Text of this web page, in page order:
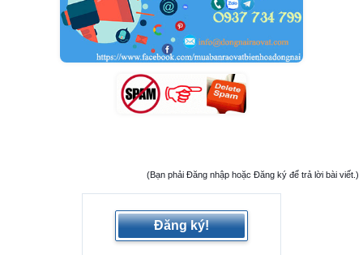
(Bạn phải Đăng nhập hoặc Đăng ký để trả lời bài viết.)
Đăng ký!